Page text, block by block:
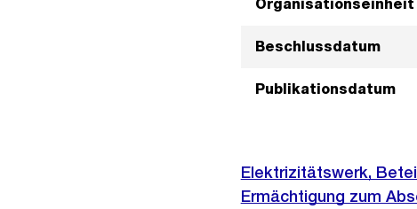
Organisationseinheit
Beschlussdatum
Publikationsdatum
Elektrizitätswerk,
Ermächtigung zum